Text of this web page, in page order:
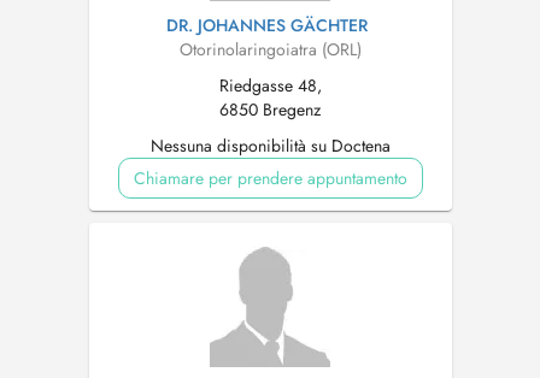
DR. JOHANNES GÄCHTER
Otorinolaringoiatra (ORL)
Riedgasse 48,
6850 Bregenz
Nessuna disponibilità su Doctena
Chiamare per prendere appuntamento